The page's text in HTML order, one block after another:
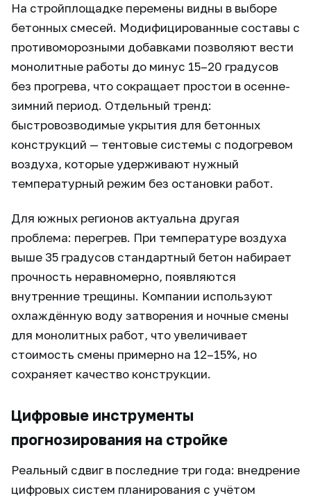
На стройплощадке перемены видны в выборе
бетонных смесей. Модифицированные составы с
противоморозными добавками позволяют вести
монолитные работы до минус 15–20 градусов
без прогрева, что сокращает простои в осенне-
зимний период. Отдельный тренд:
быстровозводимые укрытия для бетонных
конструкций — тентовые системы с подогревом
воздуха, которые удерживают нужный
температурный режим без остановки работ.
Для южных регионов актуальна другая
проблема: перегрев. При температуре воздуха
выше 35 градусов стандартный бетон набирает
прочность неравномерно, появляются
внутренние трещины. Компании используют
охлаждённую воду затворения и ночные смены
для монолитных работ, что увеличивает
стоимость смены примерно на 12–15%, но
сохраняет качество конструкции.
Цифровые инструменты
прогнозирования на стройке
Реальный сдвиг в последние три года: внедрение
цифровых систем планирования с учётом